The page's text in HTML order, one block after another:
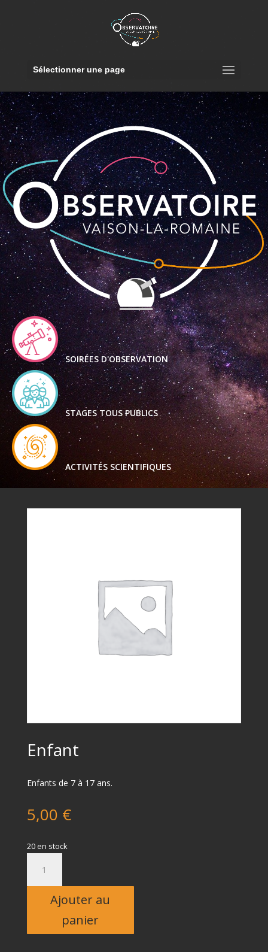
Sélectionner une page
SOIRÉES D'OBSERVATION
STAGES TOUS PUBLICS
ACTIVITÉS SCIENTIFIQUES
Enfant
Enfants de 7 à 17 ans.
5,00 €
20 en stock
Enfant
Ajouter au
panier